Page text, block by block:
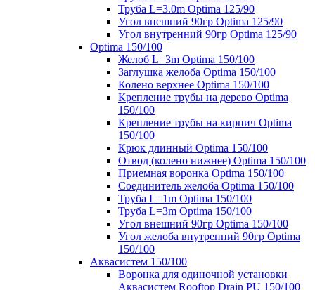
Труба L=3.0m Optima 125/90
Угол внешний 90гр Optima 125/90
Угол внутренний 90гр Optima 125/90
Optima 150/100
Желоб L=3m Optima 150/100
Заглушка желоба Optima 150/100
Колено верхнее Optima 150/100
Крепление трубы на дерево Optima
150/100
Крепление трубы на кирпич Optima
150/100
Крюк длинный Optima 150/100
Отвод (колено нижнее) Optima 150/100
Приемная воронка Optima 150/100
Соединитель желоба Optima 150/100
Труба L=1m Optima 150/100
Труба L=3m Optima 150/100
Угол внешний 90гр Optima 150/100
Угол желоба внутренний 90гр Optima
150/100
Аквасистем 150/100
Воронка для одиночной установки
Аквасистем Rooftop Drain PU 150/100